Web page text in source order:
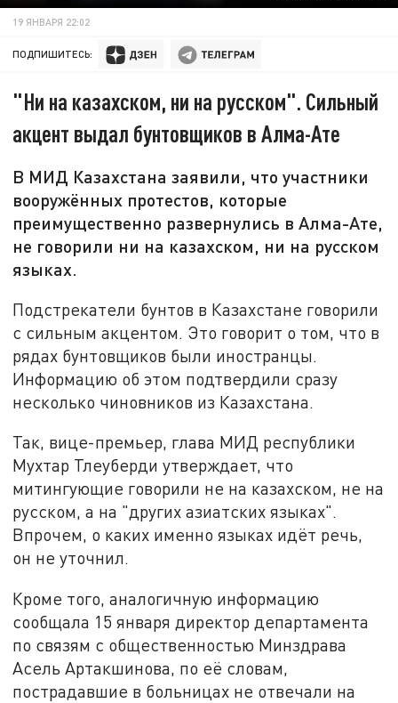
19 ЯНВАРЯ 22:02
ПОДПИШИТЕСЬ:
"Ни на казахском, ни на русском". Сильный
акцент выдал бунтовщиков в Алма-Ате
В МИД Казахстана заявили, что участники
вооружённых протестов, которые
преимущественно развернулись в Алма-Ате,
не говорили ни на казахском, ни на русском
языках.
Подстрекатели бунтов в Казахстане говорили
с сильным акцентом. Это говорит о том, что в
рядах бунтовщиков были иностранцы.
Информацию об этом подтвердили сразу
несколько чиновников из Казахстана.
Так, вице-премьер, глава МИД республики
Мухтар Тлеуберди утверждает, что
митингующие говорили не на казахском, не на
русском, а на "других азиатских языках".
Впрочем, о каких именно языках идёт речь,
он не уточнил.
Кроме того, аналогичную информацию
сообщала 15 января директор департамента
по связям с общественностью Минздрава
Асель Артакшинова, по её словам,
пострадавшие в больницах не отвечали на